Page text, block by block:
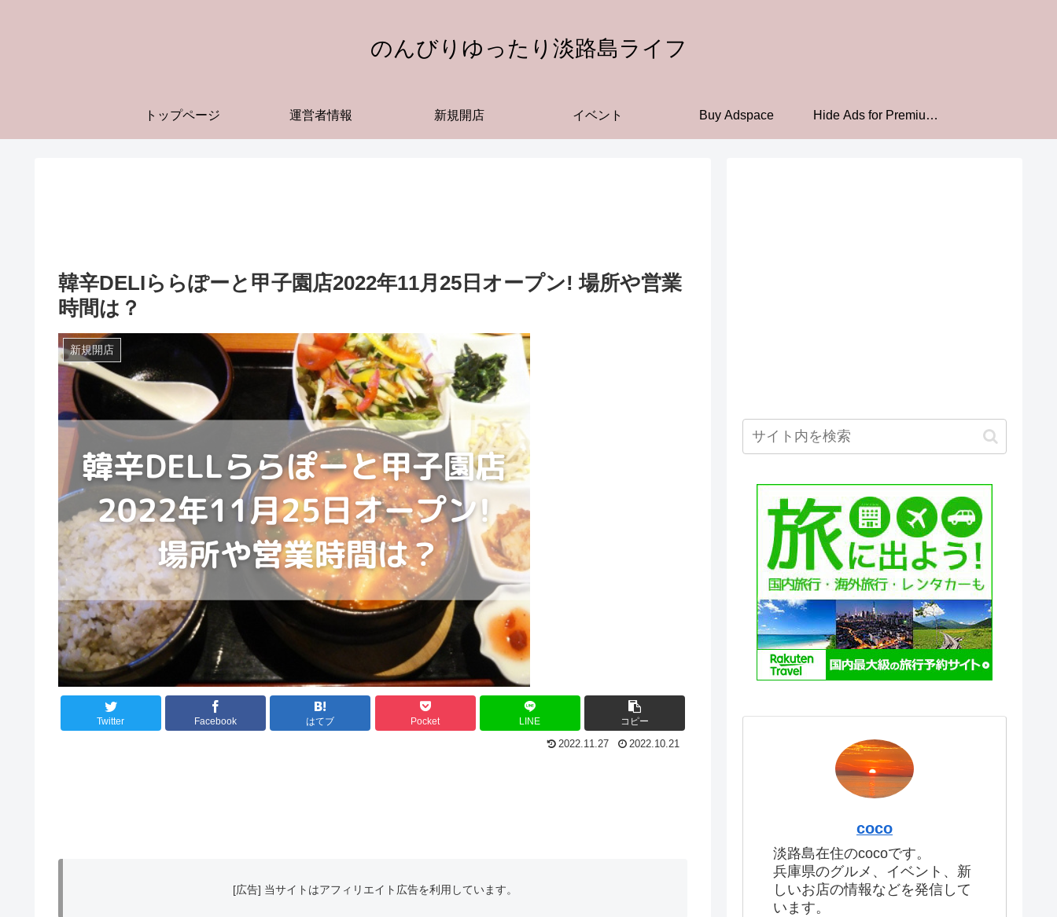
のんびりゆったり淡路島ライフ
トップページ 運営者情報 新規開店 イベント Buy Adspace Hide Ads for Premium
韓辛DELIららぽーと甲子園店2022年11月25日オープン! 場所や営業
時間は？
新規開店
Twitter Facebook はてブ Pocket LINE コピー
2022.11.27 2022.10.21
[広告] 当サイトはアフィリエイト広告を利用しています。
coco
淡路島在住のcocoです。
兵庫県のグルメ、イベント、新
しいお店の情報などを発信して
います。